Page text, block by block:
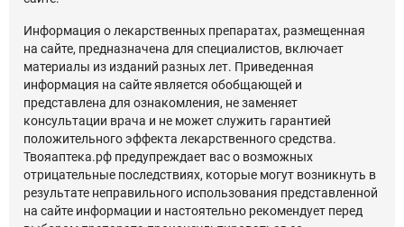
Информация о лекарственных препаратах, размещенная
на сайте, предназначена для специалистов, включает
материалы из изданий разных лет. Приведенная
информация на сайте является обобщающей и
представлена для ознакомления, не заменяет
консультации врача и не может служить гарантией
положительного эффекта лекарственного средства.
Твояаптека.рф предупреждает вас о возможных
отрицательные последствиях, которые могут возникнуть в
результате неправильного использования представленной
на сайте информации и настоятельно рекомендует перед